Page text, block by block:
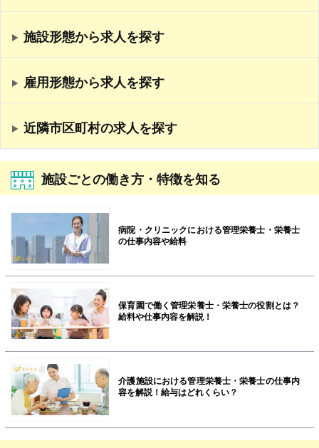
施設形態から求人を探す
雇用形態から求人を探す
近隣市区町村の求人を探す
施設ごとの働き方・特徴を知る
病院・クリニックにおける管理栄養士・栄養士
の仕事内容や給料
保育園で働く管理栄養士・栄養士の役割とは？
給料や仕事内容を解説！
介護施設における管理栄養士・栄養士の仕事内
容を解説！給与はどれくらい？